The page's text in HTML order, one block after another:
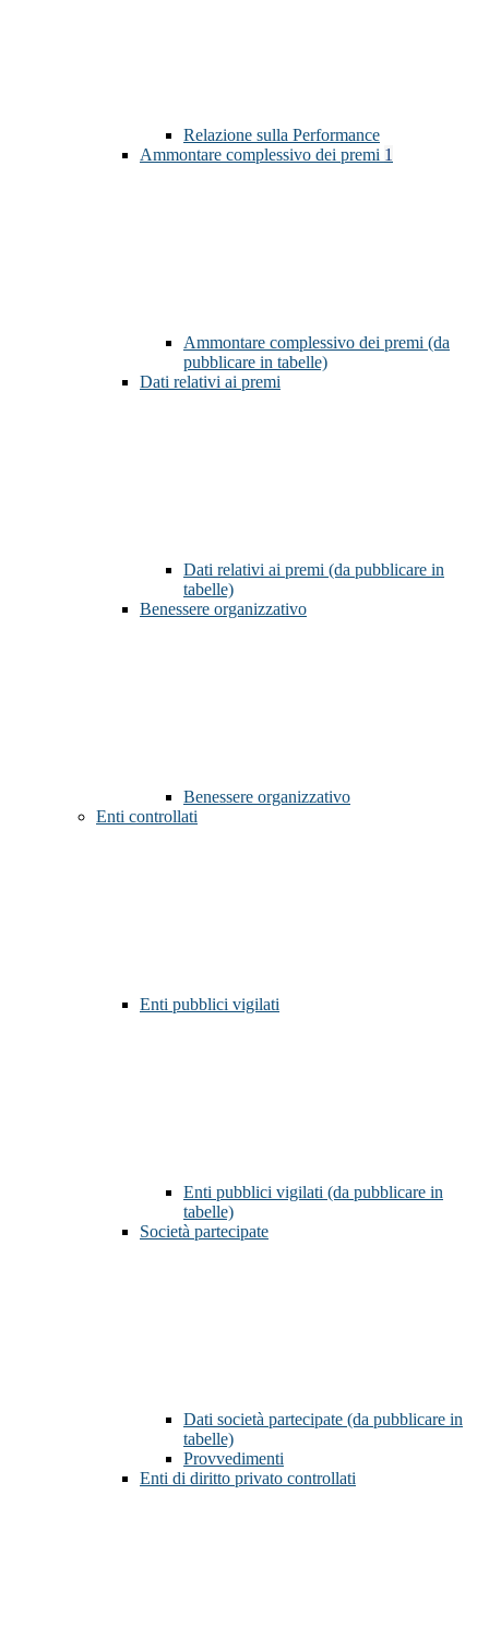
Relazione sulla Performance
Ammontare complessivo dei premi 1
Ammontare complessivo dei premi (da
pubblicare in tabelle)
Dati relativi ai premi
Dati relativi ai premi (da pubblicare in
tabelle)
Benessere organizzativo
Benessere organizzativo
Enti controllati
Enti pubblici vigilati
Enti pubblici vigilati (da pubblicare in
tabelle)
Società partecipate
Dati società partecipate (da pubblicare in
tabelle)
Provvedimenti
Enti di diritto privato controllati